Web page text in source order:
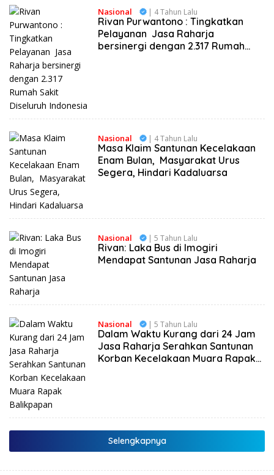
Nasional | 4 Tahun Lalu
Rivan Purwantono : Tingkatkan
Pelayanan Jasa Raharja
bersinergi dengan 2.317 Rumah
Nasional | 4 Tahun Lalu
Masa Klaim Santunan Kecelakaan
Enam Bulan, Masyarakat Urus
Segera, Hindari Kadaluarsa
Nasional | 5 Tahun Lalu
Rivan: Laka Bus di Imogiri
Mendapat Santunan Jasa Raharja
Nasional | 5 Tahun Lalu
Dalam Waktu Kurang dari 24 Jam
Jasa Raharja Serahkan Santunan
Korban Kecelakaan Muara Rapak
Selengkapnya